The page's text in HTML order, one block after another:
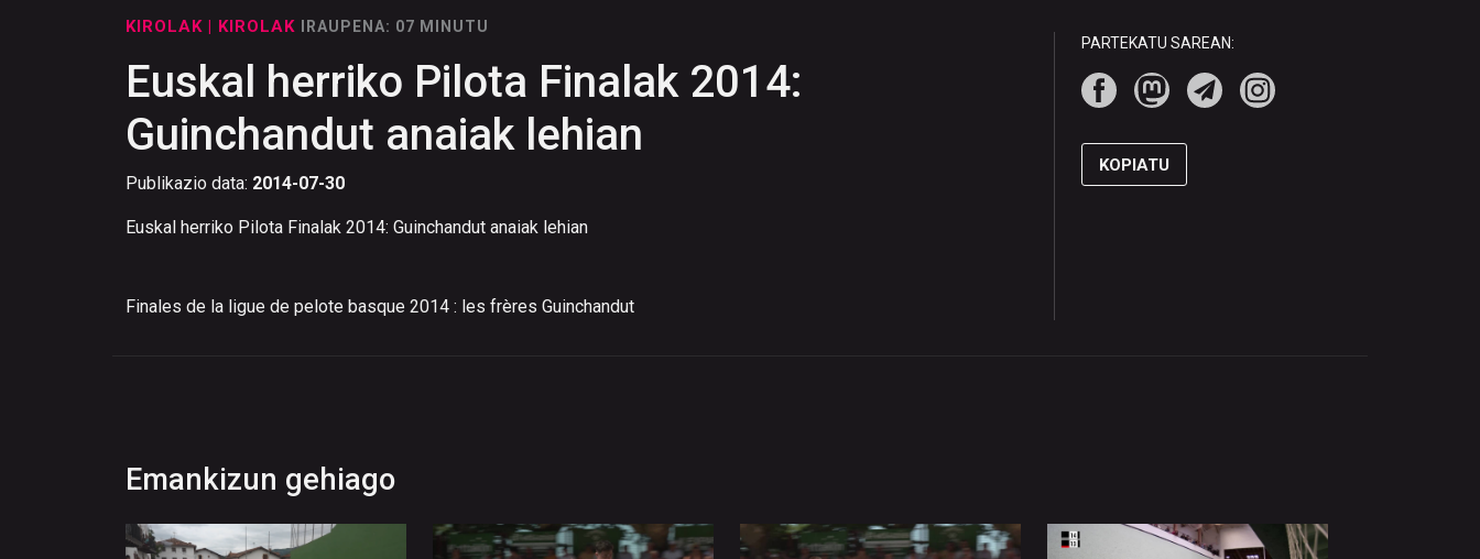
KIROLAK | KIROLAK IRAUPENA: 07 MINUTU
Euskal herriko Pilota Finalak 2014:
Guinchandut anaiak lehian
Publikazio data: 2014-07-30
Euskal herriko Pilota Finalak 2014: Guinchandut anaiak lehian
Finales de la ligue de pelote basque 2014 : les frères Guinchandut
PARTEKATU SAREAN:
KOPIATU
Emankizun gehiago